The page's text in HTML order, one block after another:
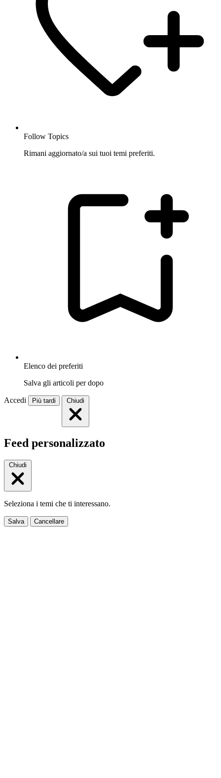
Follow Topics
Rimani aggiornato/a sui tuoi temi preferiti.
Elenco dei preferiti
Salva gli articoli per dopo
Accedi Più tardi Chiudi
Feed personalizzato
Chiudi
Seleziona i temi che ti interessano.
Salva Cancellare